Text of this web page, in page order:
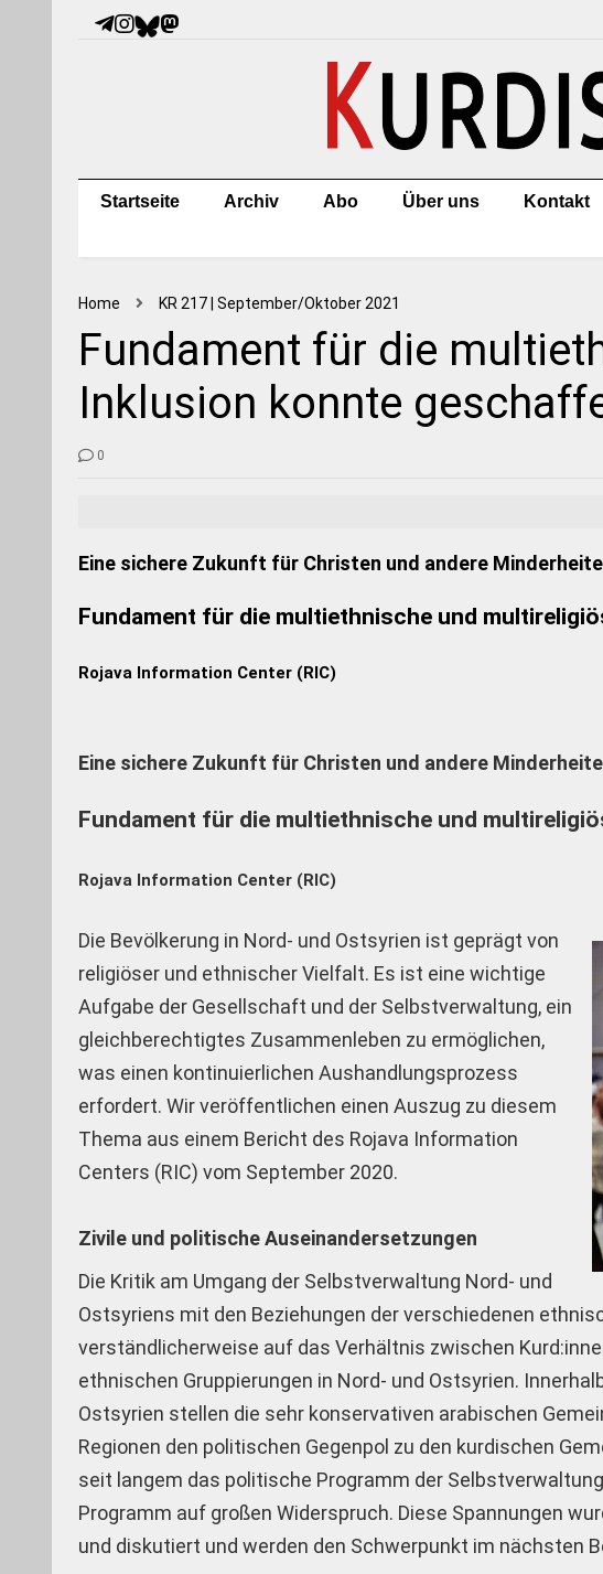
Startseite Archiv Abo Über uns Kontakt
Home KR 217 | September/Oktober 2021
Fundament für die
Inklusion konnte
0
Eine sichere Zukunft für Christen und andere
Fundament für die multiethnische und
Rojava Information Center (RIC)
Eine sichere Zukunft für Christen und andere
Fundament für die multiethnische und
Rojava Information Center (RIC)
Die Bevölkerung in Nord- und Ostsyrien ist geprägt von
religiöser und ethnischer Vielfalt. Es ist eine wichtige
Aufgabe der Gesellschaft und der Selbstverwaltung, ein
gleichberechtigtes Zusammenleben zu ermöglichen,
was einen kontinuierlichen Aushandlungsprozess
erfordert. Wir veröffentlichen einen Auszug zu diesem
Thema aus einem Bericht des Rojava Information
Centers (RIC) vom September 2020.
Zivile und politische Auseinandersetzungen
Die Kritik am Umgang der Selbstverwaltung Nord- und
Ostsyriens mit den Beziehungen der verschiedenen
verständlicherweise auf das Verhältnis zwischen
ethnischen Gruppierungen in Nord- und Ostsyrien.
Ostsyrien stellen die sehr konservativen arabischen
Regionen den politischen Gegenpol zu den kurdischen
seit langem das politische Programm der
Programm auf großen Widerspruch. Diese Spannungen
und diskutiert und werden den Schwerpunkt im nächsten